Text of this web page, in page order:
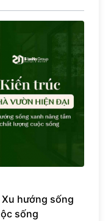
hướng sống
sống